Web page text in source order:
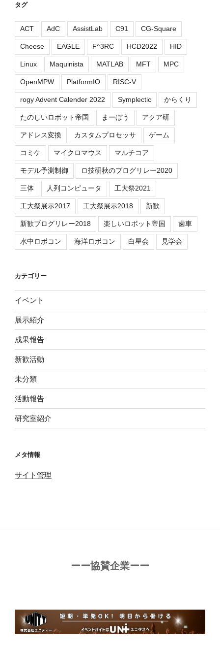
タグ
ACT AdC AssistLab C91 CG-Square
Cheese EAGLE F^3RC HCD2022 HID
Linux Maquinista MATLAB MFT MPC
OpenMPW PlatformIO RISC-V
rogy Advent Calender 2022 Symplectic からくり
たのしいロボット帝国 まーぼう アクア研
アドレス変換 カスタムプロセッサ ゲーム
コミケ マイクロマウス マルチコア
モデル予測制御 ロ技研秋のブログリレー2020
三体 人列コンピュータ 工大祭2021
工大祭展示2017 工大祭展示2018 新歓
新歓ブログリレー2018 楽しいロボット帝国 歯車
水中ロボコン 海洋ロボコン 白星会 見学会
カテゴリー
イベント
展示紹介
成果報告
新歓活動
未分類
活動報告
研究室紹介
メタ情報
サイト管理
ーー協賛企業ーー